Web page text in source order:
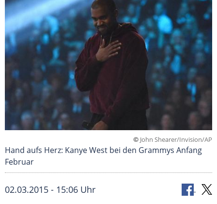
© John Shearer/Invision/AP
Hand aufs Herz: Kanye West bei den Grammys Anfang
Februar
02.03.2015 - 15:06 Uhr